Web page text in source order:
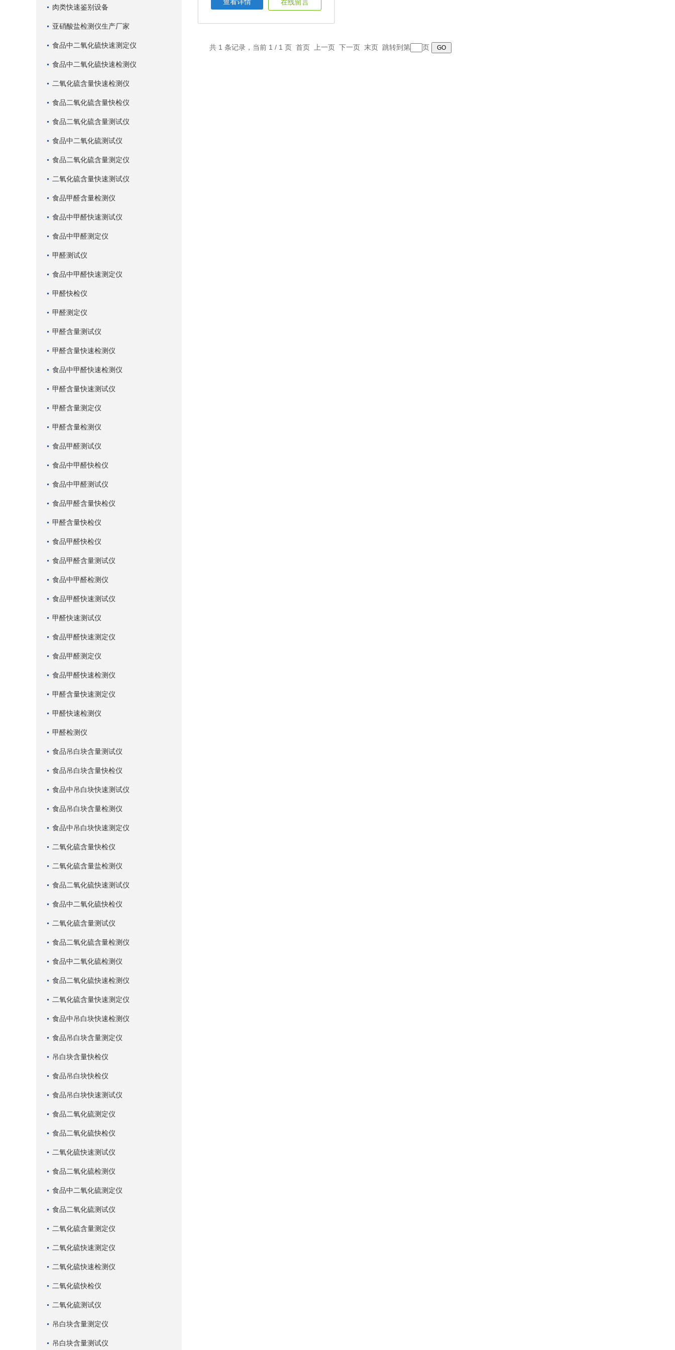
肉类快速鉴别设备
亚硝酸盐检测仪生产厂家
食品中二氧化硫快速测定仪
食品中二氧化硫快速检测仪
二氧化硫含量快速检测仪
食品二氧化硫含量快检仪
食品二氧化硫含量测试仪
食品中二氧化硫测试仪
食品二氧化硫含量测定仪
二氧化硫含量快速测试仪
食品甲醛含量检测仪
食品中甲醛快速测试仪
食品中甲醛测定仪
甲醛测试仪
食品中甲醛快速测定仪
甲醛快检仪
甲醛测定仪
甲醛含量测试仪
甲醛含量快速检测仪
食品中甲醛快速检测仪
甲醛含量快速测试仪
甲醛含量测定仪
甲醛含量检测仪
食品甲醛测试仪
食品中甲醛快检仪
食品中甲醛测试仪
食品甲醛含量快检仪
甲醛含量快检仪
食品甲醛快检仪
食品甲醛含量测试仪
食品中甲醛检测仪
食品甲醛快速测试仪
甲醛快速测试仪
食品甲醛快速测定仪
食品甲醛测定仪
食品甲醛快速检测仪
甲醛含量快速测定仪
甲醛快速检测仪
甲醛检测仪
食品吊白块含量测试仪
食品吊白块含量快检仪
食品中吊白块快速测试仪
食品吊白块含量检测仪
食品中吊白块快速测定仪
二氧化硫含量快检仪
二氧化硫含量盐检测仪
食品二氧化硫快速测试仪
食品中二氧化硫快检仪
二氧化硫含量测试仪
食品二氧化硫含量检测仪
食品中二氧化硫检测仪
食品二氧化硫快速检测仪
二氧化硫含量快速测定仪
食品中吊白块快速检测仪
食品吊白块含量测定仪
吊白块含量快检仪
食品吊白块快检仪
食品吊白块快速测试仪
食品二氧化硫测定仪
食品二氧化硫快检仪
二氧化硫快速测试仪
食品二氧化硫检测仪
食品中二氧化硫测定仪
食品二氧化硫测试仪
二氧化硫含量测定仪
二氧化硫快速测定仪
二氧化硫快速检测仪
二氧化硫快检仪
二氧化硫测试仪
吊白块含量测定仪
吊白块含量测试仪
在线留言
共 1 条记录，当前 1 / 1 页 首页 上一页 下一页 末页 跳转到第 页